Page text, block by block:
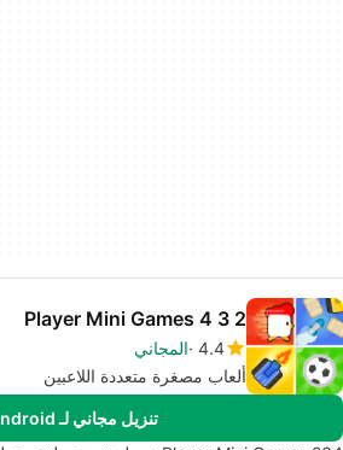
2 3 4 Player Mini Games
4.4 المجاني
ألعاب مصغرة متعددة اللاعبين
تنزيل مجاني لـ Android